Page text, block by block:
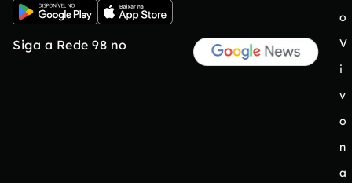
Siga a Rede 98 no
o
V
i
v
o
n
a